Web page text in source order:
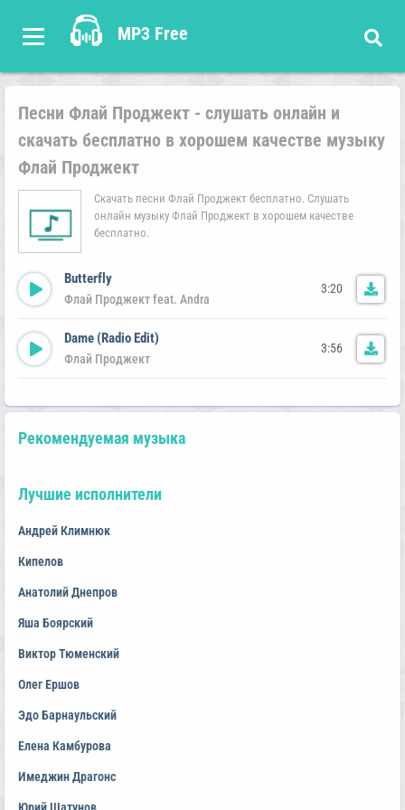
MP3 Free
Песни Флай Проджект - слушать онлайн и
скачать бесплатно в хорошем качестве музыку
Флай Проджект
Скачать песни Флай Проджект бесплатно. Слушать
онлайн музыку Флай Проджект в хорошем качестве
бесплатно.
Butterfly
Флай Проджект feat. Andra
3:20
Dame (Radio Edit)
Флай Проджект
3:56
Рекомендуемая музыка
Лучшие исполнители
Андрей Климнюк
Кипелов
Анатолий Днепров
Яша Боярский
Виктор Тюменский
Олег Ершов
Эдо Барнаульский
Елена Камбурова
Имеджин Драгонс